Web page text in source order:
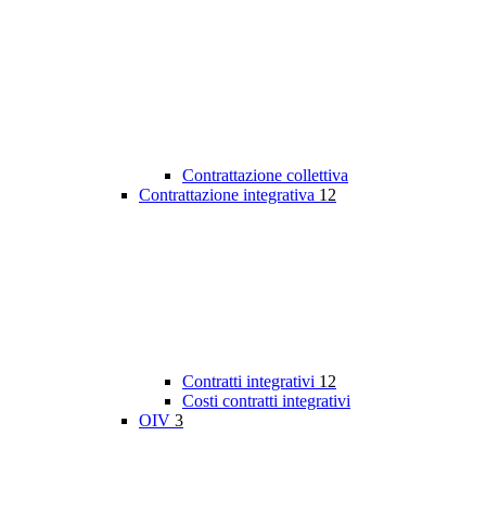
Contrattazione collettiva
Contrattazione integrativa 12
Contratti integrativi 12
Costi contratti integrativi
OIV 3